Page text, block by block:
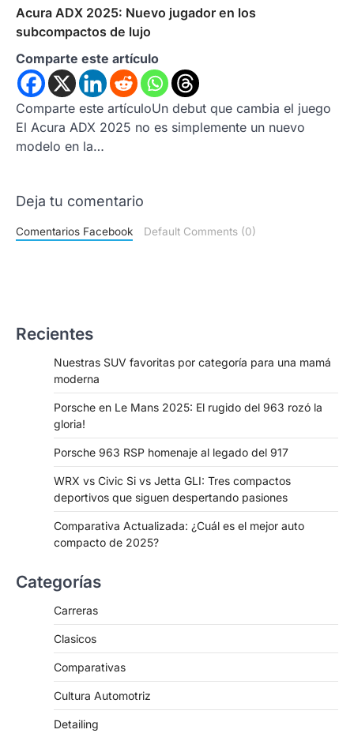
Acura ADX 2025: Nuevo jugador en los
subcompactos de lujo
Comparte este artículo
Comparte este artículoUn debut que cambia el juego
El Acura ADX 2025 no es simplemente un nuevo
modelo en la…
Deja tu comentario
Comentarios Facebook Default Comments (0)
Recientes
Nuestras SUV favoritas por categoría para una mamá
moderna
Porsche en Le Mans 2025: El rugido del 963 rozó la
gloria!
Porsche 963 RSP homenaje al legado del 917
WRX vs Civic Si vs Jetta GLI: Tres compactos
deportivos que siguen despertando pasiones
Comparativa Actualizada: ¿Cuál es el mejor auto
compacto de 2025?
Categorías
Carreras
Clasicos
Comparativas
Cultura Automotriz
Detailing